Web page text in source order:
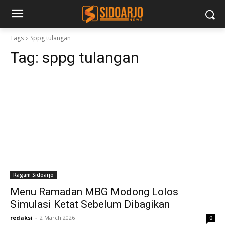
Tags Sppg tulangan
Tag: sppg tulangan
Ragam Sidoarjo
Menu Ramadan MBG Modong Lolos
Simulasi Ketat Sebelum Dibagikan
redaksi - 2 March 2026 0